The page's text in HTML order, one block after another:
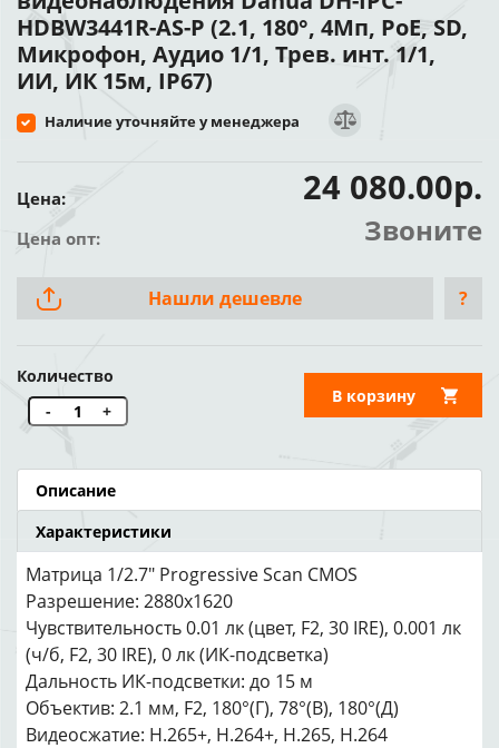
HDBW3441R-AS-P (2.1, 180°, 4Мп, PoE, SD,
Микрофон, Аудио 1/1, Трев. инт. 1/1,
ИИ, ИК 15м, IP67)
Наличие уточняйте у менеджера
Цена: 24 080.00р.
Цена опт: Звоните
Нашли дешевле ?
Количество
-
+
В корзину
Описание
Характеристики
Матрица 1/2.7" Progressive Scan CMOS
Разрешение: 2880x1620
Чувствительность 0.01 лк (цвет, F2, 30 IRE), 0.001 лк
(ч/б, F2, 30 IRE), 0 лк (ИК-подсветка)
Дальность ИК-подсветки: до 15 м
Объектив: 2.1 мм, F2, 180°(Г), 78°(В), 180°(Д)
Видеосжатие: H.265+, H.264+, H.265, H.264